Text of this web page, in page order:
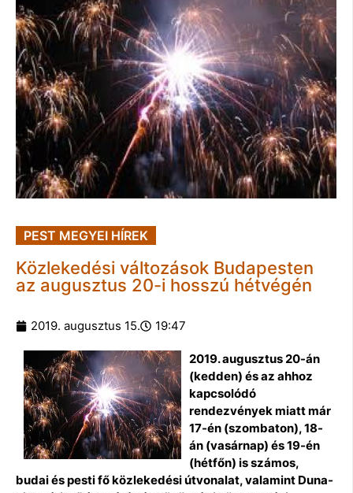
PEST MEGYEI HÍREK
Közlekedési változások Budapesten
az augusztus 20-i hosszú hétvégén
2019. augusztus 15. 19:47
2019. augusztus 20-án
(kedden) és az ahhoz
kapcsolódó
rendezvények miatt már
17-én (szombaton), 18-
án (vasárnap) és 19-én
(hétfőn) is számos,
budai és pesti fő közlekedési útvonalat, valamint Duna-